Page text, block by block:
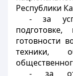
Республики
- за
готовности
техники,
- за